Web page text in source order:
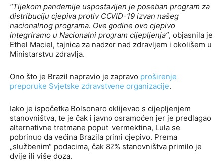
“Tijekom pandemije uspostavljen je poseban program za
distribuciju cjepiva protiv COVID-19 izvan našeg
nacionalnog programa. Ove godine ovo cjepivo
integriramo u Nacionalni program cijepljenja”, objasnila je
Ethel Maciel, tajnica za nadzor nad zdravljem i okolišem u
Ministarstvu zdravlja.
Ono što je Brazil napravio je zapravo proširenje
preporuke Svjetske zdravstvene organizacije.
Iako je ispočetka Bolsonaro oklijevao s cijepljenjem
stanovništva, te je čak i javno osramoćen jer je predlagao
alternativne tretmane poput ivermektina, Lula se
pobrinuo da većina Brazila primi cjepivo. Prema
„službenim“ podacima, čak 82% stanovništva primilo je
dvije ili više doza.